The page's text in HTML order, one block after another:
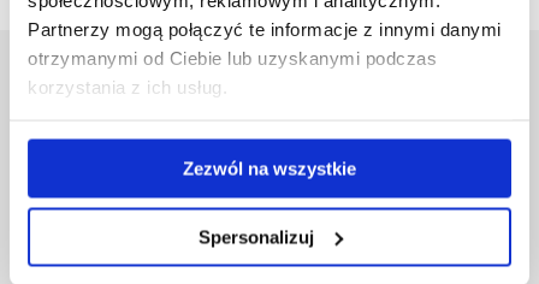
Partnerzy mogą połączyć te informacje z innymi danymi
otrzymanymi od Ciebie lub uzyskanymi podczas
korzystania z ich usług.
Zezwól na wszystkie
Spersonalizuj
Uniwersytet Rzeszowski
35-959 Rzeszów
Pomiń
nawigację
przejdź
Polityka prywatności